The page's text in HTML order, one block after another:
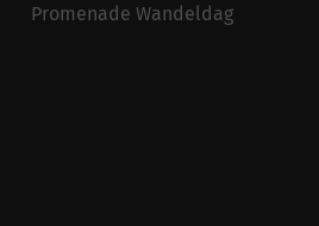
Promenade Wandeldag